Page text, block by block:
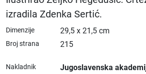
izradila Zdenka Sertić.
Dimenzije 29,5 x 21,5 cm
Broj strana 215
Nakladnik
Jugoslavenska